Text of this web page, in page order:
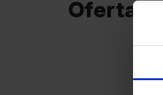
Oferta